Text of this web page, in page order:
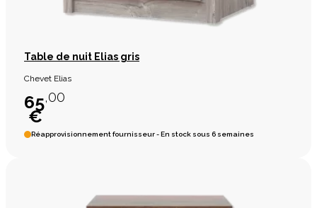
Table de nuit Elias gris
Chevet Elias
65,00
€
Réapprovisionnement fournisseur - En stock sous 6 semaines